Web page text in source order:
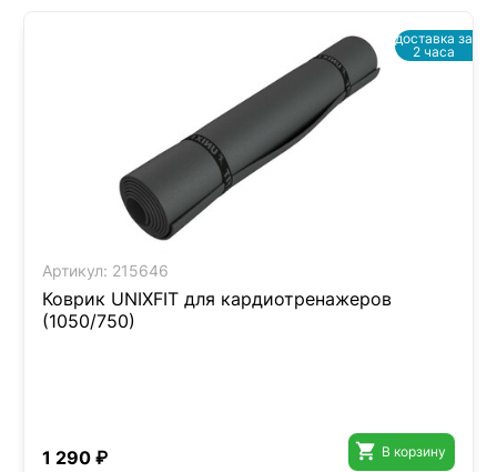
Артикул: 215646
Коврик UNIXFIT для кардиотренажеров
(1050/750)
1 290 ₽  В корзину
доставка за
2 часа